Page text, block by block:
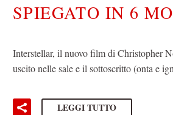
SPIEGATO IN 6
Interstellar, il nuovo film di Christopher
uscito nelle sale e il sottoscritto (onta e
LEGGI TUTTO